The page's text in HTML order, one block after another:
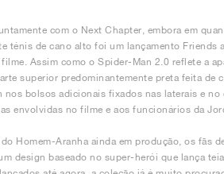
com o Next Chapter, embora em
ténis de cano alto foi um lançamento Friends
Assim como o Spider-Man 2.0 reflete a
superior predominantemente preta feita de
bolsos adicionais fixados nas laterais e
envolvidas no filme e aos funcionários da
Homem-Aranha ainda em produção, os fãs
design baseado no super-herói que lança